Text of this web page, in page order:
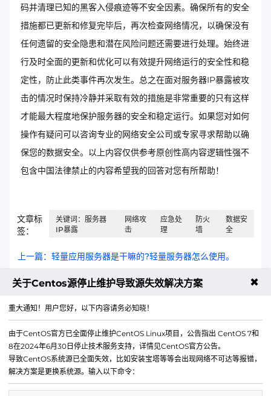
码并清理已知的黑客入侵痕迹等不安全因素。确保所有的安全
措施都已更新和修复完毕后，再次检查网络情况，以确保没有
任何遗留的安全隐患和潜在风险问题还需要进行处理。始终进
行及时全面的更新和优化可以有效提升网络运行的安全性和稳
定性，防止此类事件再次发生。总之在面对服务器IP暴露被攻
击的情况时保持冷静并采取有效的措施是非常重要的只有这样
才能最大程度地保护服务器的安全和稳定运行。如果您对如何
操作有疑问可以咨询专业的网络安全公司或专家寻求帮助以确
保您的数据安全。以上内容仅供参考原创性高内容逻辑性强不
包含中国法律禁止的内容希望我的回答对您有所帮助！
文章标
签：
关键词：服务器
IP暴露
网络攻
击
应急处
理
防火
墙
数据安
全
上一篇：轻量应用服务器是干嘛的?轻量服务器怎么使用。
下一篇：什么是外部网关协议？一篇文章带你读懂所有外部网
关于Centos源停止维护导致源失效解决方案 ✖
重大通知！用户您好，以下内容请务必知晓！
由于CentOS官方已全面停止维护CentOS Linux项目，公告指出 CentOS 7和
8在2024年6月30日停止技术服务支持，详情见CentOS官方公告。
导致CentOS系统源已全面失效，比如安装宝塔等等会出现网络不可达等报错，
解决方案是更换系统源。输入以下命令：